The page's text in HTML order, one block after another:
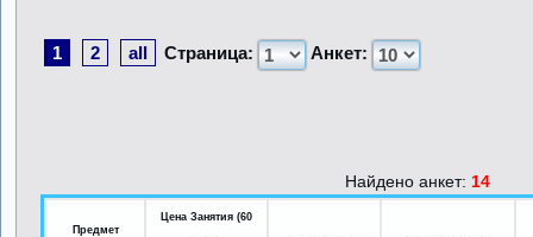
1 2 all Страница: Анкет:
Найдено анкет: 14
Предмет
Цена Занятия (60